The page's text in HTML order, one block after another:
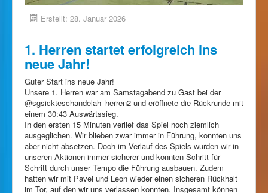
Erstellt: 28. Januar 2026
1. Herren startet erfolgreich ins
neue Jahr!
Guter Start ins neue Jahr!
Unsere 1. Herren war am Samstagabend zu Gast bei der
@sgsickteschandelah_herren2 und eröffnete die Rückrunde mit
einem 30:43 Auswärtssieg.
In den ersten 15 Minuten verlief das Spiel noch ziemlich
ausgeglichen. Wir blieben zwar immer in Führung, konnten uns
aber nicht absetzen. Doch im Verlauf des Spiels wurden wir in
unseren Aktionen immer sicherer und konnten Schritt für
Schritt durch unser Tempo die Führung ausbauen. Zudem
hatten wir mit Pavel und Leon wieder einen sicheren Rückhalt
im Tor, auf den wir uns verlassen konnten. Insgesamt können